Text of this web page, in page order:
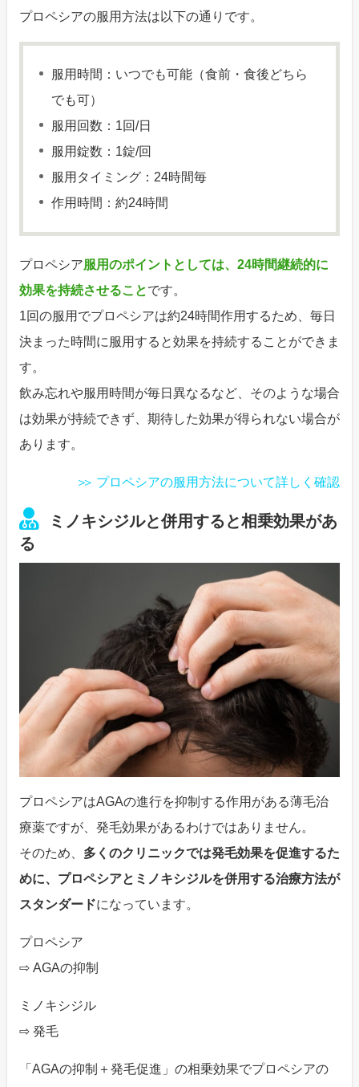
プロペシアの服用方法は以下の通りです。
服用時間：いつでも可能（食前・食後どちら
でも可）
服用回数：1回/日
服用錠数：1錠/回
服用タイミング：24時間毎
作用時間：約24時間
プロペシア服用のポイントとしては、24時間継続的に
効果を持続させることです。
1回の服用でプロペシアは約24時間作用するため、毎日
決まった時間に服用すると効果を持続することができま
す。
飲み忘れや服用時間が毎日異なるなど、そのような場合
は効果が持続できず、期待した効果が得られない場合が
あります。
プロペシアの服用方法について詳しく確認
ミノキシジルと併用すると相乗効果があ
る
プロペシアはAGAの進行を抑制する作用がある薄毛治
療薬ですが、発毛効果があるわけではありません。
そのため、 多くのクリニックでは発毛効果を促進するた
めに、プロペシアとミノキシジルを併用する治療方法が
スタンダードになっています。
プロペシア
⇨ AGAの抑制
ミノキシジル
⇨ 発毛
「AGAの抑制＋発毛促進」の相乗効果でプロペシアの